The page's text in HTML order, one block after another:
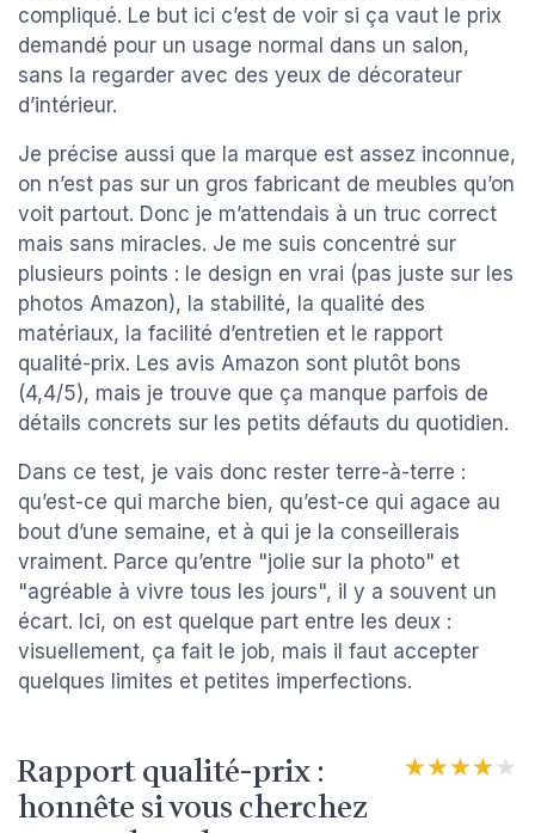
compliqué. Le but ici c’est de voir si ça vaut le prix
demandé pour un usage normal dans un salon,
sans la regarder avec des yeux de décorateur
d’intérieur.
Je précise aussi que la marque est assez inconnue,
on n’est pas sur un gros fabricant de meubles qu’on
voit partout. Donc je m’attendais à un truc correct
mais sans miracles. Je me suis concentré sur
plusieurs points : le design en vrai (pas juste sur les
photos Amazon), la stabilité, la qualité des
matériaux, la facilité d’entretien et le rapport
qualité-prix. Les avis Amazon sont plutôt bons
(4,4/5), mais je trouve que ça manque parfois de
détails concrets sur les petits défauts du quotidien.
Dans ce test, je vais donc rester terre-à-terre :
qu’est-ce qui marche bien, qu’est-ce qui agace au
bout d’une semaine, et à qui je la conseillerais
vraiment. Parce qu’entre "jolie sur la photo" et
"agréable à vivre tous les jours", il y a souvent un
écart. Ici, on est quelque part entre les deux :
visuellement, ça fait le job, mais il faut accepter
quelques limites et petites imperfections.
Rapport qualité-prix :
honnête si vous cherchez
★★★★★
★★★★★